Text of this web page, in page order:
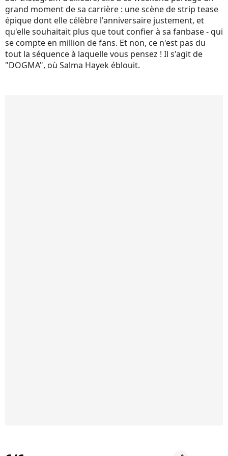
grand moment de sa carrière : une scène de strip tease
épique dont elle célèbre l'anniversaire justement, et
qu'elle souhaitait plus que tout confier à sa fanbase - qui
se compte en million de fans. Et non, ce n'est pas du
tout la séquence à laquelle vous pensez ! Il s'agit de
"DOGMA", où Salma Hayek éblouit.